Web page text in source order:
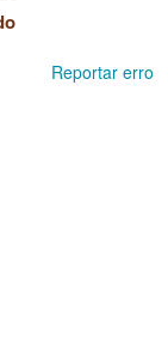
Reportar erro